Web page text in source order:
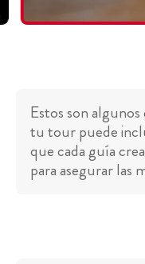
Estos son
tu tour puede
que cada guía
para asegurar las